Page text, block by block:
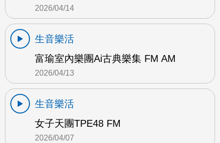
2026/04/14
生音樂活
富瑜室內樂團Ai古典樂集 FM AM
2026/04/13
生音樂活
女子天團TPE48 FM
2026/04/07